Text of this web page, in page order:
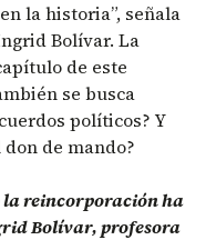
la historia”, señala
Bolívar. La
de este
se busca
políticos? Y
de mando?
la reincorporación ha
Bolívar, profesora